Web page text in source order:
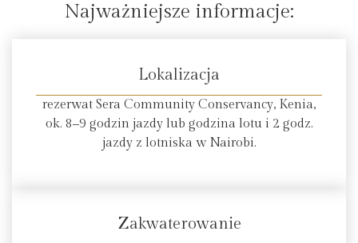
Najważniejsze informacje:
Lokalizacja
rezerwat Sera Community Conservancy, Kenia,
ok. 8‒9 godzin jazdy lub godzina lotu i 2 godz.
jazdy z lotniska w Nairobi.
Zakwaterowanie